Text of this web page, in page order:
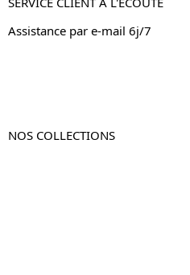
Assistance par e-mail 6j/7
NOS COLLECTIONS